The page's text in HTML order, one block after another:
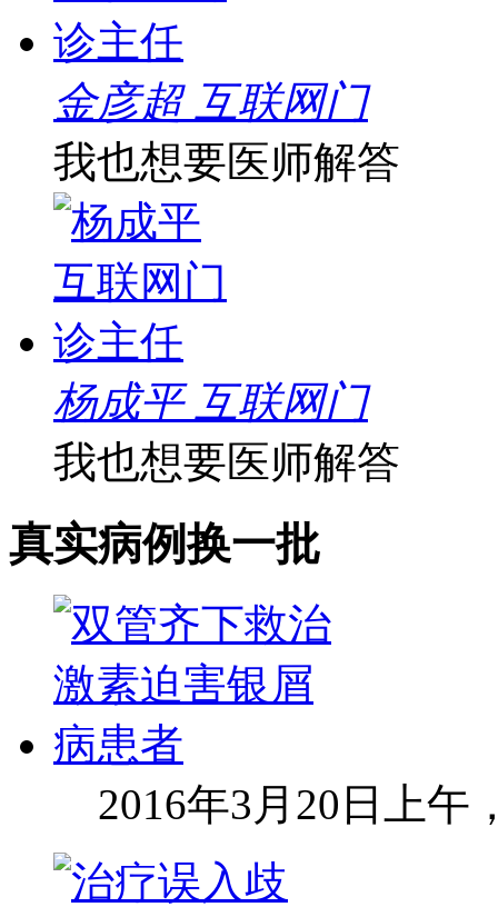
金彦超 互联网门
我也想要医师解答
杨成平 互联网门
我也想要医师解答
真实病例换一批
2016年3月20日上午